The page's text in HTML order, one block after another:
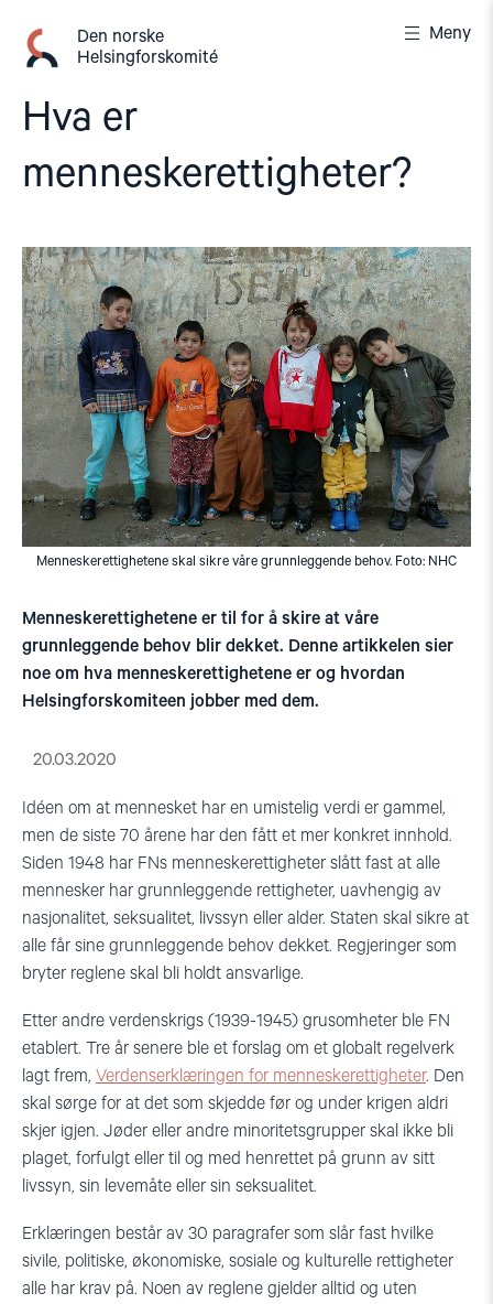
innhold
Den norske
Helsingforskomité
Meny
Hva er
menneskerettigheter?
Menneskerettighetene skal sikre våre grunnleggende behov. Foto: NHC
Menneskerettighetene er til for å skire at våre
grunnleggende behov blir dekket. Denne artikkelen sier
noe om hva menneskerettighetene er og hvordan
Helsingforskomiteen jobber med dem.
20.03.2020
Idéen om at mennesket har en umistelig verdi er gammel,
men de siste 70 årene har den fått et mer konkret innhold.
Siden 1948 har FNs menneskerettigheter slått fast at alle
mennesker har grunnleggende rettigheter, uavhengig av
nasjonalitet, seksualitet, livssyn eller alder. Staten skal sikre at
alle får sine grunnleggende behov dekket. Regjeringer som
bryter reglene skal bli holdt ansvarlige.
Etter andre verdenskrigs (1939-1945) grusomheter ble FN
etablert. Tre år senere ble et forslag om et globalt regelverk
lagt frem, Verdenserklæringen for menneskerettigheter. Den
skal sørge for at det som skjedde før og under krigen aldri
skjer igjen. Jøder eller andre minoritetsgrupper skal ikke bli
plaget, forfulgt eller til og med henrettet på grunn av sitt
livssyn, sin levemåte eller sin seksualitet.
Erklæringen består av 30 paragrafer som slår fast hvilke
sivile, politiske, økonomiske, sosiale og kulturelle rettigheter
alle har krav på. Noen av reglene gjelder alltid og uten